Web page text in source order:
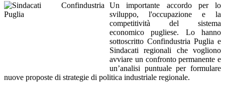
Un importante accordo per lo
sviluppo, l'occupazione e la
competitività del sistema
economico pugliese. Lo hanno
sottoscritto Confindustria Puglia e
Sindacati regionali che vogliono
avviare un confronto permanente e
un’analisi puntuale per formulare
nuove proposte di strategie di politica industriale regionale.